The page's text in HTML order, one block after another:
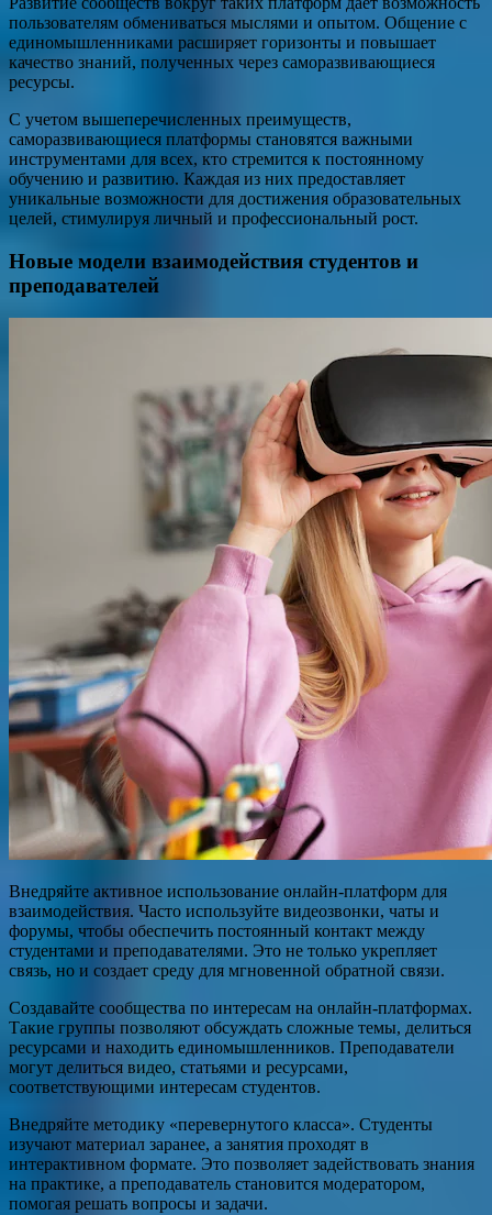
пользователям обмениваться мыслями и опытом. Общение с
единомышленниками расширяет горизонты и повышает
качество знаний, полученных через саморазвивающиеся
ресурсы.
С учетом вышеперечисленных преимуществ,
саморазвивающиеся платформы становятся важными
инструментами для всех, кто стремится к постоянному
обучению и развитию. Каждая из них предоставляет
уникальные возможности для достижения образовательных
целей, стимулируя личный и профессиональный рост.
Новые модели взаимодействия студентов и
преподавателей
Внедряйте активное использование онлайн-платформ для
взаимодействия. Часто используйте видеозвонки, чаты и
форумы, чтобы обеспечить постоянный контакт между
студентами и преподавателями. Это не только укрепляет
связь, но и создает среду для мгновенной обратной связи.
Создавайте сообщества по интересам на онлайн-платформах.
Такие группы позволяют обсуждать сложные темы, делиться
ресурсами и находить единомышленников. Преподаватели
могут делиться видео, статьями и ресурсами,
соответствующими интересам студентов.
Внедряйте методику «перевернутого класса». Студенты
изучают материал заранее, а занятия проходят в
интерактивном формате. Это позволяет задействовать знания
на практике, а преподаватель становится модератором,
помогая решать вопросы и задачи.